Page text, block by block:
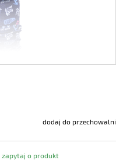
dodaj do przechowalni
zapytaj o produkt